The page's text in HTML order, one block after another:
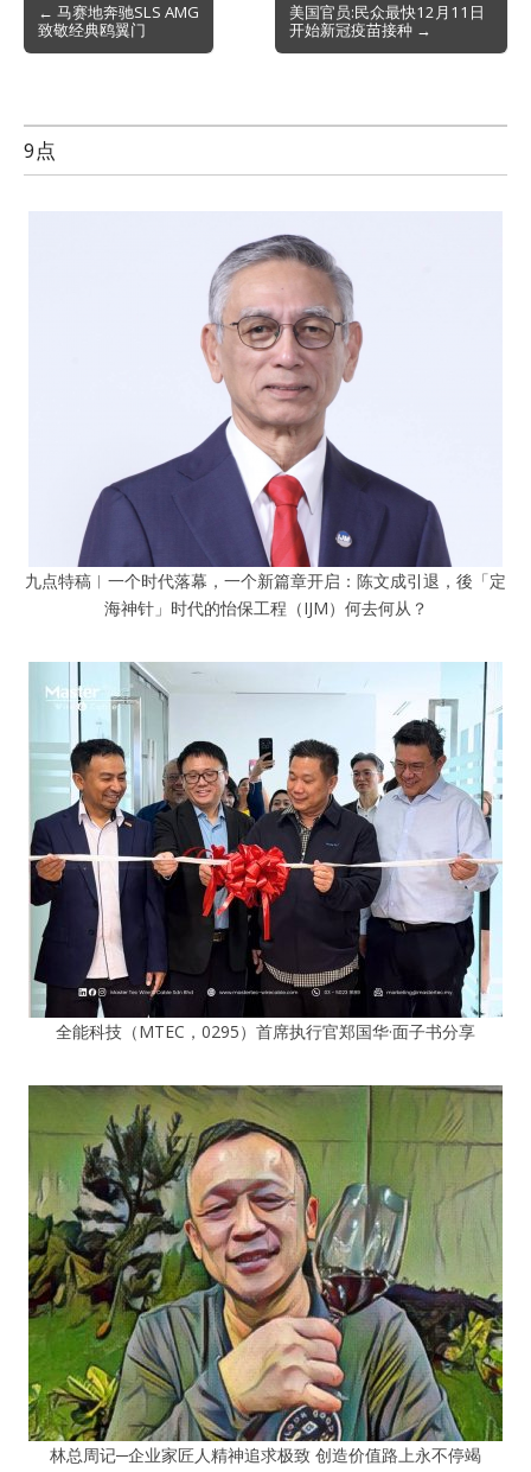
navigation
← 马赛地奔驰SLS AMG
致敬经典鸥翼门
美国官员:民众最快12月11日
开始新冠疫苗接种 →
9点
九点特稿︱一个时代落幕，一个新篇章开启：陈文成引退，後「定
海神针」时代的怡保工程（IJM）何去何从？
全能科技（MTEC，0295）首席执行官郑国华·面子书分享
林总周记─企业家匠人精神追求极致 创造价值路上永不停竭